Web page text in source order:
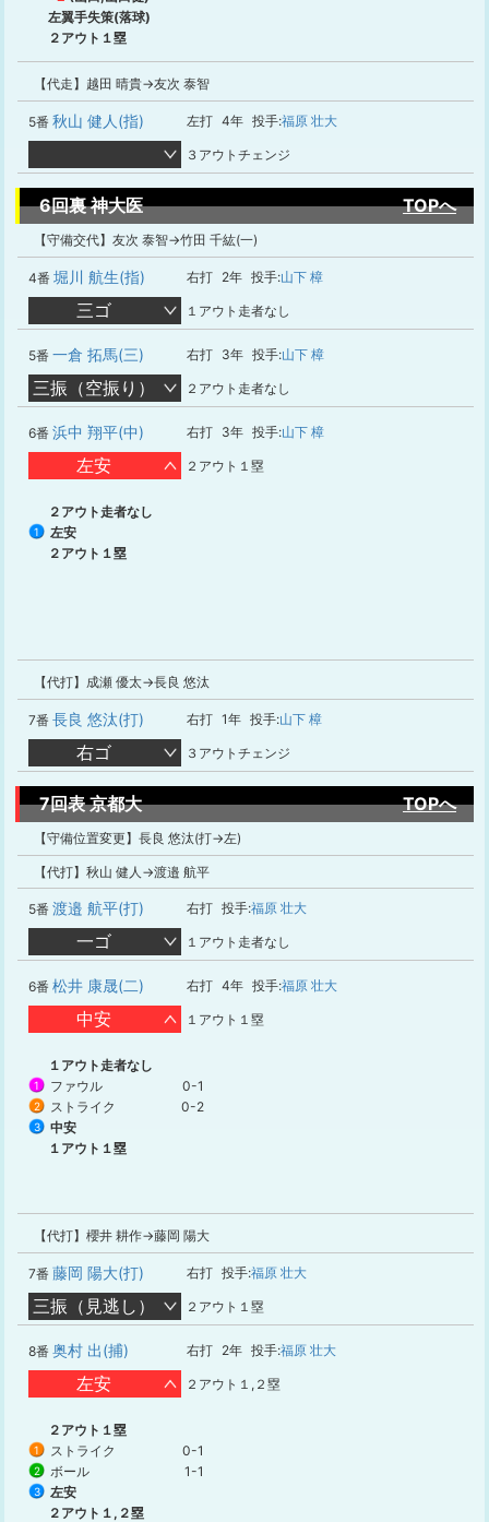
左翼手失策(落球)
２アウト１塁
【代走】越田 晴貴→友次 泰智
5番 秋山 健人(指) 左打 4年 投手:福原 壮大
３アウトチェンジ
6回裏 神大医 TOPへ
【守備交代】友次 泰智→竹田 千紘(一)
4番 堀川 航生(指) 右打 2年 投手:山下 樟
三ゴ １アウト走者なし
5番 一倉 拓馬(三) 右打 3年 投手:山下 樟
三振（空振り） ２アウト走者なし
6番 浜中 翔平(中) 右打 3年 投手:山下 樟
左安 ２アウト１塁
２アウト走者なし
1
左安
２アウト１塁
【代打】成瀬 優太→長良 悠汰
7番 長良 悠汰(打) 右打 1年 投手:山下 樟
右ゴ ３アウトチェンジ
7回表 京都大 TOPへ
【守備位置変更】長良 悠汰(打→左)
【代打】秋山 健人→渡邉 航平
5番 渡邉 航平(打) 右打 投手:福原 壮大
一ゴ １アウト走者なし
6番 松井 康晟(二) 右打 4年 投手:福原 壮大
中安 １アウト１塁
１アウト走者なし
1 ファウル 0-1
2 ストライク 0-2
3
中安
１アウト１塁
【代打】櫻井 耕作→藤岡 陽大
7番 藤岡 陽大(打) 右打 投手:福原 壮大
三振（見逃し） ２アウト１塁
8番 奥村 出(捕) 右打 2年 投手:福原 壮大
左安 ２アウト１,２塁
２アウト１塁
1 ストライク 0-1
2 ボール 1-1
3
左安
２アウト１,２塁